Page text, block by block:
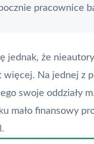
pracownice
jednak, że
więcej. Na jednej z
swoje oddziały
mało finansowy